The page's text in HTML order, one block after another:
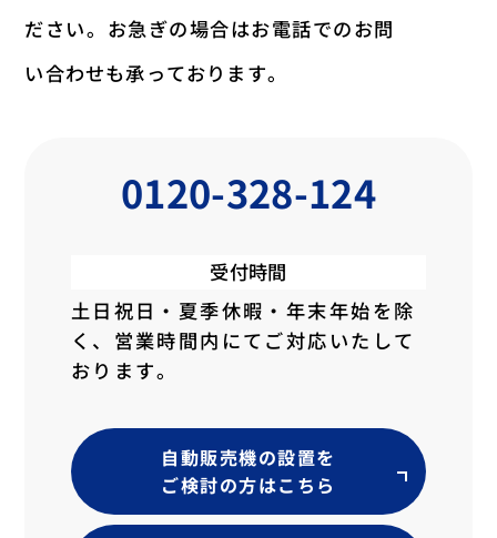
ださい。 お急ぎの場合はお電話でのお問
い合わせも承っております。
0120-328-124
受付時間
土日祝日・夏季休暇・年末年始を除
く、 営業時間内にてご対応いたして
おります。
自動販売機の設置を
ご検討の方はこちら